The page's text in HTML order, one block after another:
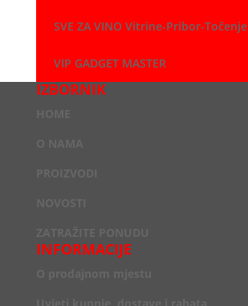
SVE ZA VINO Vitrine-Pribor-Točenje
VIP GADGET MASTER
IZBORNIK
INFORMACIJE